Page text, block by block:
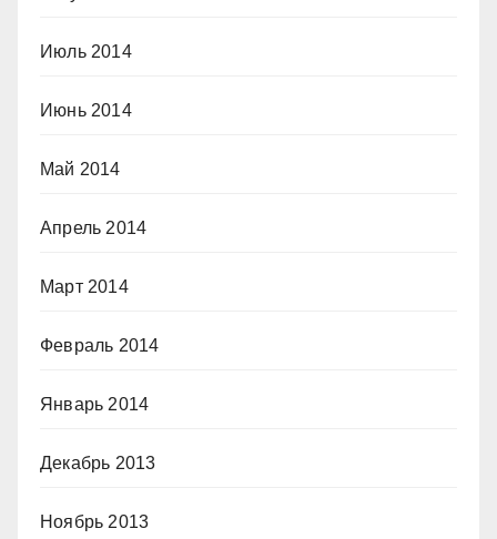
Июль 2014
Июнь 2014
Май 2014
Апрель 2014
Март 2014
Февраль 2014
Январь 2014
Декабрь 2013
Ноябрь 2013